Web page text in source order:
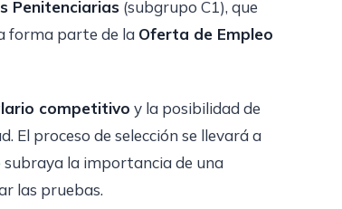
Penitenciarias (subgrupo C1), que
forma parte de la Oferta de Empleo
competitivo y la posibilidad de
proceso de selección se llevará a
subraya la importancia de una
las pruebas.